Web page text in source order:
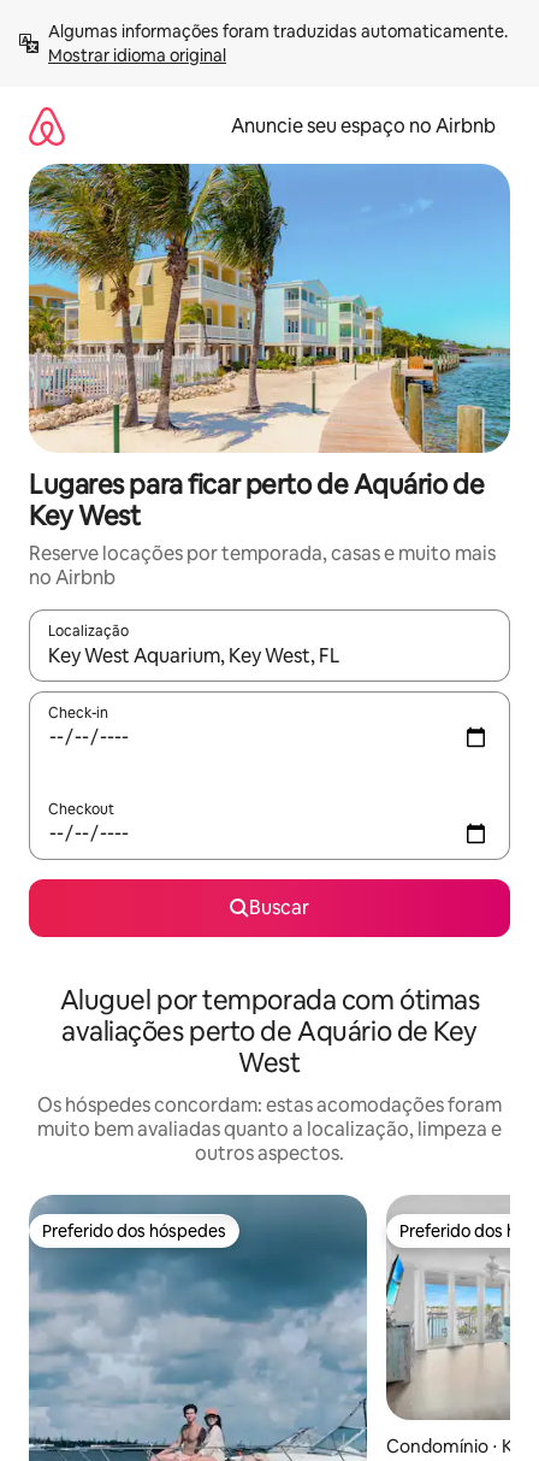
para
Mostrar idioma original
Anuncie seu espaço no Airbnb
Lugares para ficar perto de Aquário de
Key West
Reserve locações por temporada, casas e muito mais
no Airbnb
Localização
Quando os resultados estiverem disponíveis, explore-os
Check-in
Checkout
Buscar
Aluguel por temporada com ótimas
avaliações perto de Aquário de Key
West
Os hóspedes concordam: estas acomodações foram
muito bem avaliadas quanto a localização, limpeza e
outros aspectos.
Preferido dos hóspedes
Preferido dos hóspedes Preferido dos
Preferido dos
Condomínio ⋅